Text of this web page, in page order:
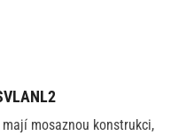
mosaznou konstrukci,